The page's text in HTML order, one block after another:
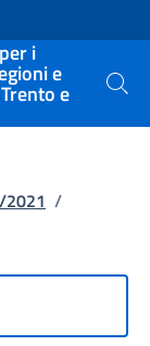
i
e
e Cerca
2021 /